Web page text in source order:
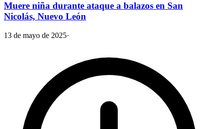
Muere niña durante ataque a balazos en San
Nicolás, Nuevo León
13 de mayo de 2025·